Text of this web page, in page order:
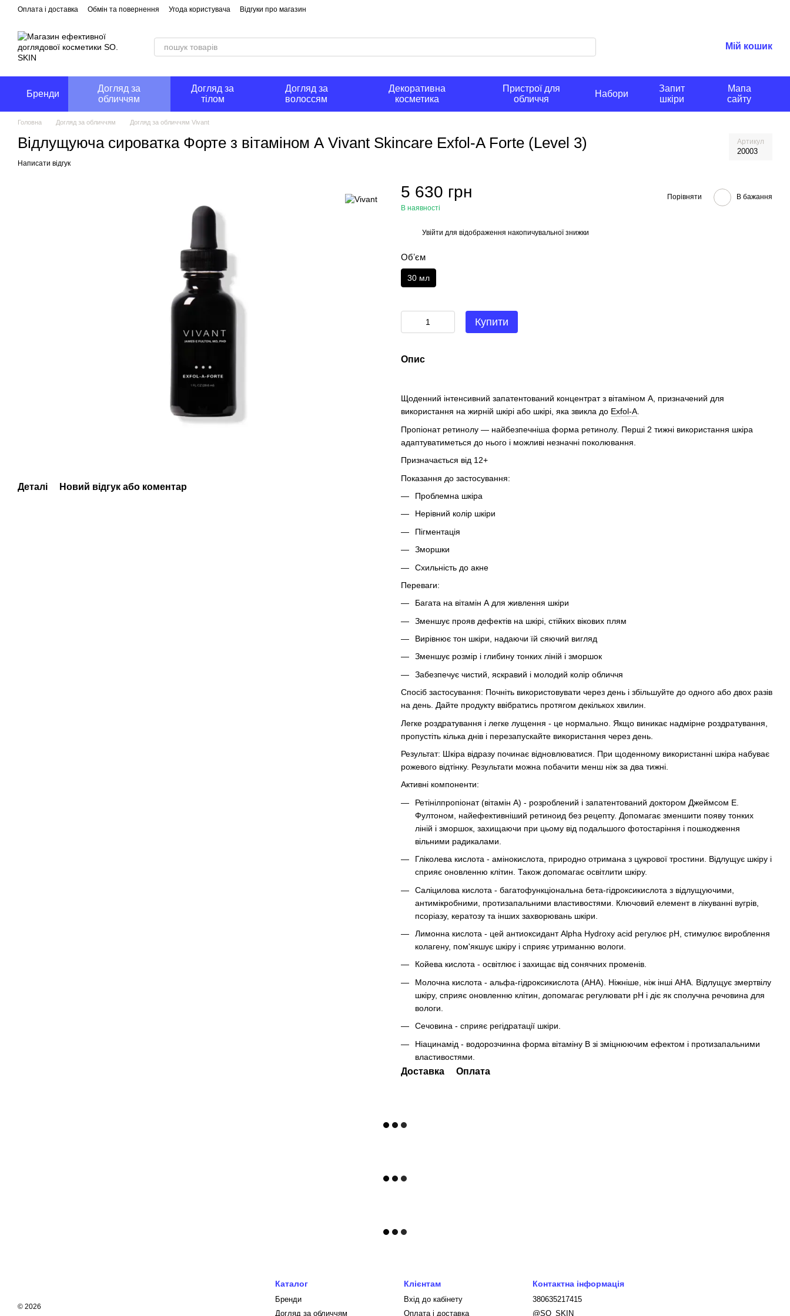
Перейти до основного контенту
Оплата і доставка Обмін та повернення Угода користувача Відгуки про магазин
Мій кошик
Бренди
Догляд за
обличчям
Догляд за
тілом
Догляд за
волоссям
Декоративна
косметика
Пристрої для
обличчя
Набори
Запит
шкіри
Мапа
сайту
Головна Догляд за обличчям Догляд за обличчям Vivant
Відлущуюча сироватка Форте з вітаміном А Vivant Skincare Exfol-A Forte (Level 3) Артикул
20003
Написати відгук
Деталі Новий відгук або коментар
5 630 грн
В наявності
Порівняти В бажання
Увійти для відображення накопичувальної знижки
Обʼєм
30 мл
Купити
Опис
Щоденний інтенсивний запатентований концентрат з вітаміном А, призначений для
використання на жирній шкірі або шкірі, яка звикла до Exfol-A.
Пропіонат ретинолу — найбезпечніша форма ретинолу. Перші 2 тижні використання шкіра
адаптуватиметься до нього і можливі незначні поколювання.
Призначається від 12+
Показання до застосування:
Проблемна шкіра
Нерівний колір шкіри
Пігментація
Зморшки
Схильність до акне
Переваги:
Багата на вітамін А для живлення шкіри
Зменшує прояв дефектів на шкірі, стійких вікових плям
Вирівнює тон шкіри, надаючи їй сяючий вигляд
Зменшує розмір і глибину тонких ліній і зморшок
Забезпечує чистий, яскравий і молодий колір обличчя
Спосіб застосування: Почніть використовувати через день і збільшуйте до одного або двох разів
на день. Дайте продукту ввібратись протягом декількох хвилин.
Легке роздратування і легке лущення - це нормально. Якщо виникає надмірне роздратування,
пропустіть кілька днів і перезапускайте використання через день.
Результат: Шкіра відразу починає відновлюватися. При щоденному використанні шкіра набуває
рожевого відтінку. Результати можна побачити менш ніж за два тижні.
Активні компоненти:
Ретінілпропіонат (вітамін А) - розроблений і запатентований доктором Джеймсом Е.
Фултоном, найефективніший ретиноид без рецепту. Допомагає зменшити появу тонких
ліній і зморшок, захищаючи при цьому від подальшого фотостаріння і пошкодження
вільними радикалами.
Гліколева кислота - амінокислота, природно отримана з цукрової тростини. Відлущує шкіру і
сприяє оновленню клітин. Також допомагає освітлити шкіру.
Саліцилова кислота - багатофункціональна бета-гідроксикислота з відлущуючими,
антимікробними, протизапальними властивостями. Ключовий елемент в лікуванні вугрів,
псоріазу, кератозу та інших захворювань шкіри.
Лимонна кислота - цей антиоксидант Alpha Hydroxy acid регулює pH, стимулює вироблення
колагену, пом'якшує шкіру і сприяє утриманню вологи.
Койева кислота - освітлює і захищає від сонячних променів.
Молочна кислота - альфа-гідроксикислота (AHA). Ніжніше, ніж інші AHA. Відлущує змертвілу
шкіру, сприяє оновленню клітин, допомагає регулювати рН і діє як сполучна речовина для
вологи.
Сечовина - сприяє регідратації шкіри.
Ніацинамід - водорозчинна форма вітаміну В зі зміцнюючим ефектом і протизапальними
властивостями.
Доставка Оплата
© 2026
Каталог
Бренди
Догляд за обличчям
Клієнтам
Вхід до кабінету
Оплата і доставка
Контактна інформація
380635217415
@SO_SKIN